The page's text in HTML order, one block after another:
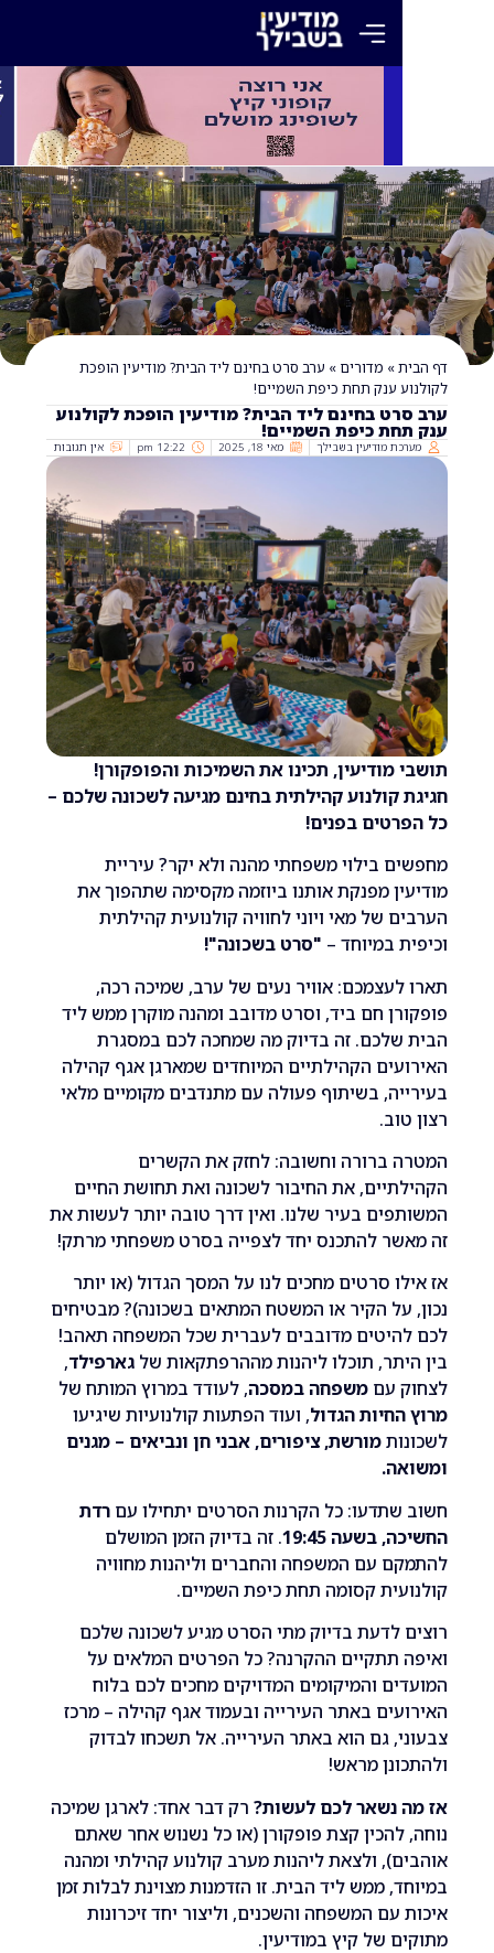
»מדורים »ערב סרט בחינם ליד הבית? מודיעין הופכת
ענק תחת כיפת השמיים!
בחינם ליד הבית? מודיעין הופכת לקולנוע
כיפת השמיים!
מודיעין בשבילך מאי 18, 2025 12:22 pm אין תגובות
מודיעין, תכינו את השמיכות והפופקורן!
קולנוע קהילתית בחינם מגיעה לשכונה שלכם –
בפנים!
בילוי משפחתי מהנה ולא יקר? עיריית
מפנקת אותנו ביוזמה מקסימה שתהפוך את
של מאי ויוני לחוויה קולנועית קהילתית
במיוחד –"סרט בשכונה"!
אוויר נעים של ערב, שמיכה רכה,
חם ביד, וסרט מדובב ומהנה מוקרן ממש ליד
זה בדיוק מה שמחכה לכם במסגרת
הקהילתיים המיוחדים שמארגן אגף קהילה
בשיתוף פעולה עם מתנדבים מקומיים מלאי
ברורה וחשובה: לחזק את הקשרים
את החיבור לשכונה ואת תחושת החיים
בעיר שלנו. ואין דרך טובה יותר לעשות את
להתכנס יחד לצפייה בסרט משפחתי מרתק!
סרטים מחכים לנו על המסך הגדול (או יותר
הקיר או המשטח המתאים בשכונה)? מבטיחים
מדובבים לעברית שכל המשפחה תאהב!
תוכלו ליהנות מההרפתקאות שלגארפילד,
משפחה במסכה, לעודד במרוץ המותח של
הגדול, ועוד הפתעות קולנועיות שיגיעו
מורשת, ציפורים, אבני חן ונביאים – מגנים
כל הקרנות הסרטים יתחילו עםרדת
בשעה 19:45
. זה בדיוק הזמן המושלם
עם המשפחה והחברים וליהנות מחוויה
קסומה תחת כיפת השמיים.
לדעת בדיוק מתי הסרט מגיע לשכונה שלכם
תתקיים ההקרנה? כל הפרטים המלאים על
והמיקומים המדויקים מחכים לכם בלוח
באתר העירייה ובעמוד אגף קהילה – מרכז
גם הוא באתר העירייה. אל תשכחו לבדוק
מראש!
נשאר לכם לעשות?רק דבר אחד: לארגן שמיכה
קצת פופקורן (או כל נשנוש אחר שאתם
ולצאת ליהנות מערב קולנוע קהילתי ומהנה
ממש ליד הבית. זו הזדמנות מצוינת לבלות זמן
המשפחה והשכנים, וליצור יחד זיכרונות
של קיץ במודיעין.